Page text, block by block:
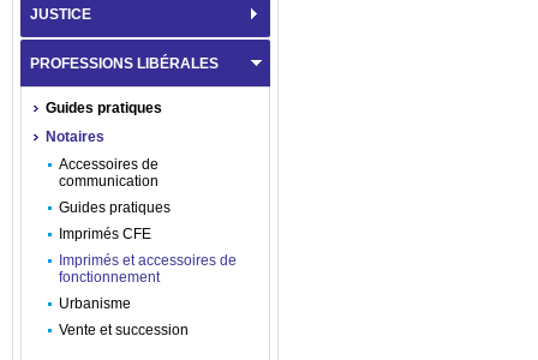
JUSTICE
PROFESSIONS LIBÉRALES
Guides pratiques
Notaires
Accessoires de
communication
Guides pratiques
Imprimés CFE
Imprimés et accessoires de
fonctionnement
Urbanisme
Vente et succession